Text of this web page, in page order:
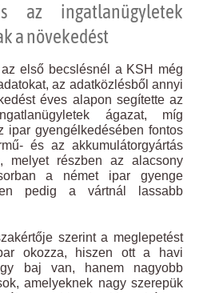
az ingatlanügyletek
a növekedést
első becslésnél a KSH még
az adatközlésből annyi
éves alapon segítette az
ágazat, míg
ipar gyengélkedésében fontos
és az akkumulátorgyártás
melyet részben az alacsony
a német ipar gyenge
pedig a vártnál lassabb
szerint a meglepetést
okozza, hiszen ott a havi
baj van, hanem nagyobb
amelyeknek nagy szerepük